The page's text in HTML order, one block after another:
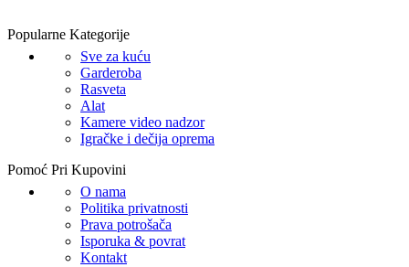
Popularne Kategorije
Sve za kuću
Garderoba
Rasveta
Alat
Kamere video nadzor
Igračke i dečija oprema
Pomoć Pri Kupovini
O nama
Politika privatnosti
Prava potrošača
Isporuka & povrat
Kontakt